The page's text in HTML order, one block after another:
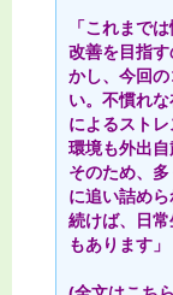
「これまで
改善を目指
かし、今回
い。不慣れ
によるスト
環境も外出自
そのため、
に追い詰め
続けば、日
もあります」